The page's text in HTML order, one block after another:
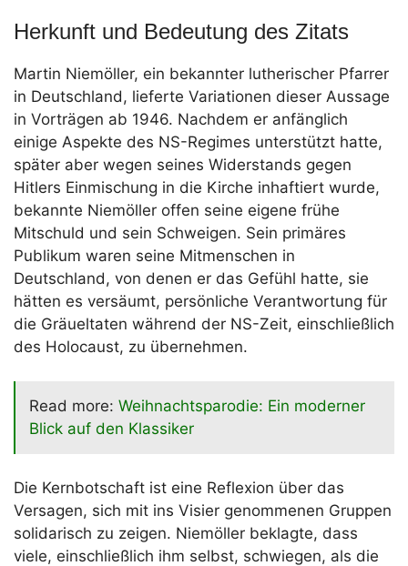
Herkunft und Bedeutung des Zitats
Martin Niemöller, ein bekannter lutherischer Pfarrer
in Deutschland, lieferte Variationen dieser Aussage
in Vorträgen ab 1946. Nachdem er anfänglich
einige Aspekte des NS-Regimes unterstützt hatte,
später aber wegen seines Widerstands gegen
Hitlers Einmischung in die Kirche inhaftiert wurde,
bekannte Niemöller offen seine eigene frühe
Mitschuld und sein Schweigen. Sein primäres
Publikum waren seine Mitmenschen in
Deutschland, von denen er das Gefühl hatte, sie
hätten es versäumt, persönliche Verantwortung für
die Gräueltaten während der NS-Zeit, einschließlich
des Holocaust, zu übernehmen.
Read more: Weihnachtsparodie: Ein moderner
Blick auf den Klassiker
Die Kernbotschaft ist eine Reflexion über das
Versagen, sich mit ins Visier genommenen Gruppen
solidarisch zu zeigen. Niemöller beklagte, dass
viele, einschließlich ihm selbst, schwiegen, als die